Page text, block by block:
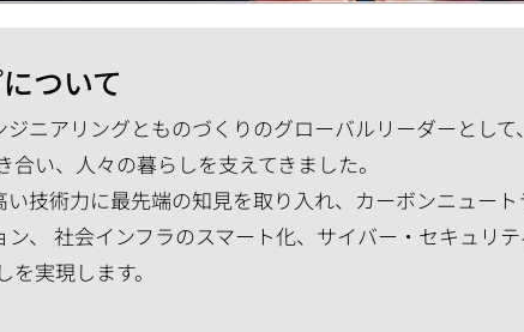
ついて
ニアリングとものづくりのグローバルリーダーとして
い、人々の暮らしを支えてきました。
技術力に最先端の知見を取り入れ、カーボンニュー
、 社会インフラのスマート化、サイバー・セキュリ
実現します。